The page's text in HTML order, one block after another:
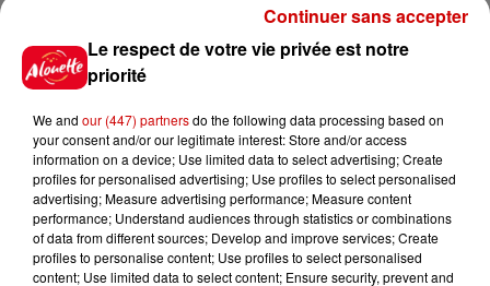
Podcasts Voir plus
Le respect de votre vie privée est notre
priorité
We and our (447) partnersdo the following data processing based on
your consent and/or our legitimate interest: Store and/or access
information on a device; Use limited data to select advertising; Create
profiles for personalised advertising; Use profiles to select personalised
advertising; Measure advertising performance; Measure content
performance; Understand audiences through statistics or combinations
of data from different sources; Develop and improve services; Create
profiles to personalise content; Use profiles to select personalised
content; Use limited data to select content; Ensure security, prevent and
Continuer sans accepter